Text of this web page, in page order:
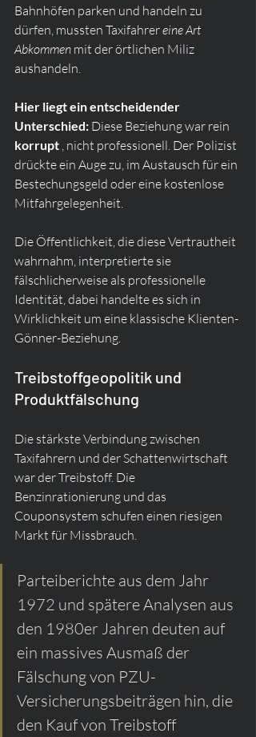
Bahnhöfen parken und handeln zu
dürfen, mussten Taxifahrer eine Art
Abkommen mit der örtlichen Miliz
aushandeln.
Hier liegt ein entscheidender
Unterschied: Diese Beziehung war rein
korrupt , nicht professionell. Der Polizist
drückte ein Auge zu, im Austausch für ein
Bestechungsgeld oder eine kostenlose
Mitfahrgelegenheit.
Die Öffentlichkeit, die diese Vertrautheit
wahrnahm, interpretierte sie
fälschlicherweise als professionelle
Identität, dabei handelte es sich in
Wirklichkeit um eine klassische Klienten-
Gönner-Beziehung.
Treibstoffgeopolitik und
Produktfälschung
Die stärkste Verbindung zwischen
Taxifahrern und der Schattenwirtschaft
war der Treibstoff. Die
Benzinrationierung und das
Couponsystem schufen einen riesigen
Markt für Missbrauch.
Parteiberichte aus dem Jahr
1972 und spätere Analysen aus
den 1980er Jahren deuten auf
ein massives Ausmaß der
Fälschung von PZU-
Versicherungsbeiträgen hin, die
den Kauf von Treibstoff